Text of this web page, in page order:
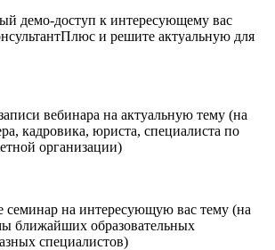
демо-доступ к интересующему вас
и решите актуальную для
вебинара на актуальную тему (на
кадровика, юриста, специалиста по
организации)
семинар на интересующую вас тему (на
ближайших образовательных
специалистов)